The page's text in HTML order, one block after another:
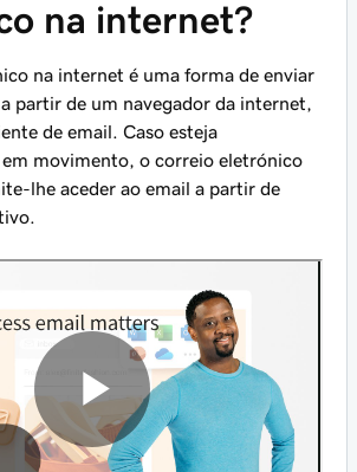
na internet?
na internet é uma forma de enviar
partir de um navegador da internet,
de email. Caso esteja
movimento, o correio eletrónico
lhe aceder ao email a partir de